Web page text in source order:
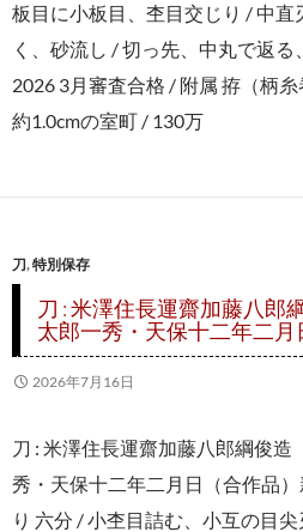
板目に小板目、杢目交じり / 中
く、砂流し / 切っ先、中丸で返
2026 3月審査合格 / 附属 拵（柄
約1.0cmの室町 / 130万
刀,特別保存
刀 : 米澤住長運齋加藤八
太郎一秀・天保十二年二
2026年7月16日
刀 : 米澤住長運齋加藤八郎綱俊
秀・天保十二年二月日（合作品
り 六分 / 小杢目詰む、小互の目